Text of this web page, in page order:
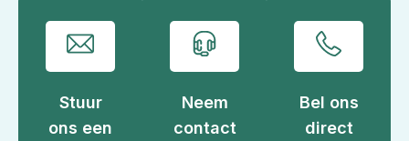
Stuur
ons een
Neem
contact
Bel ons
direct